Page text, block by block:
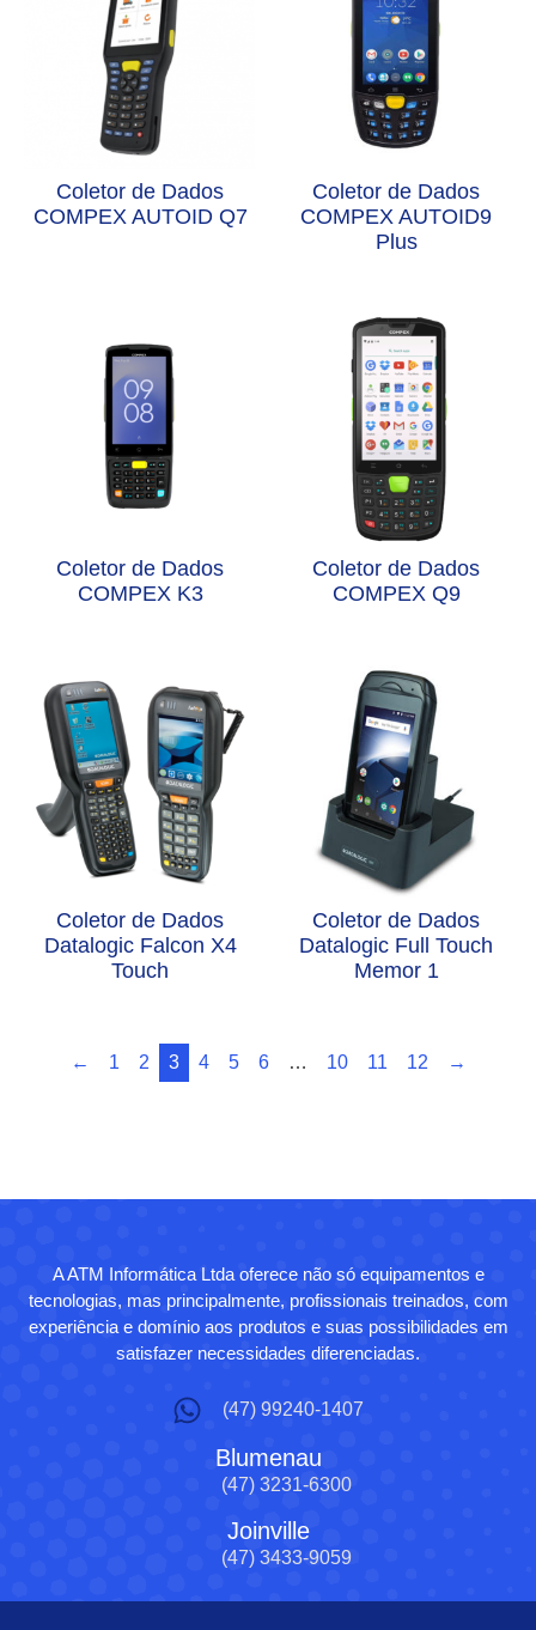
Coletor de Dados
COMPEX AUTOID Q7
Coletor de Dados
COMPEX AUTOID9
Plus
Coletor de Dados
COMPEX K3
Coletor de Dados
COMPEX Q9
Coletor de Dados
Datalogic Falcon X4
Touch
Coletor de Dados
Datalogic Full Touch
Memor 1
← 1 2 3 4 5 6 … 10 11 12 →
A ATM Informática Ltda oferece não só equipamentos e
tecnologias, mas principalmente, profissionais treinados, com
experiência e domínio aos produtos e suas possibilidades em
satisfazer necessidades diferenciadas.
(47) 99240-1407
Blumenau
(47) 3231-6300
Joinville
(47) 3433-9059